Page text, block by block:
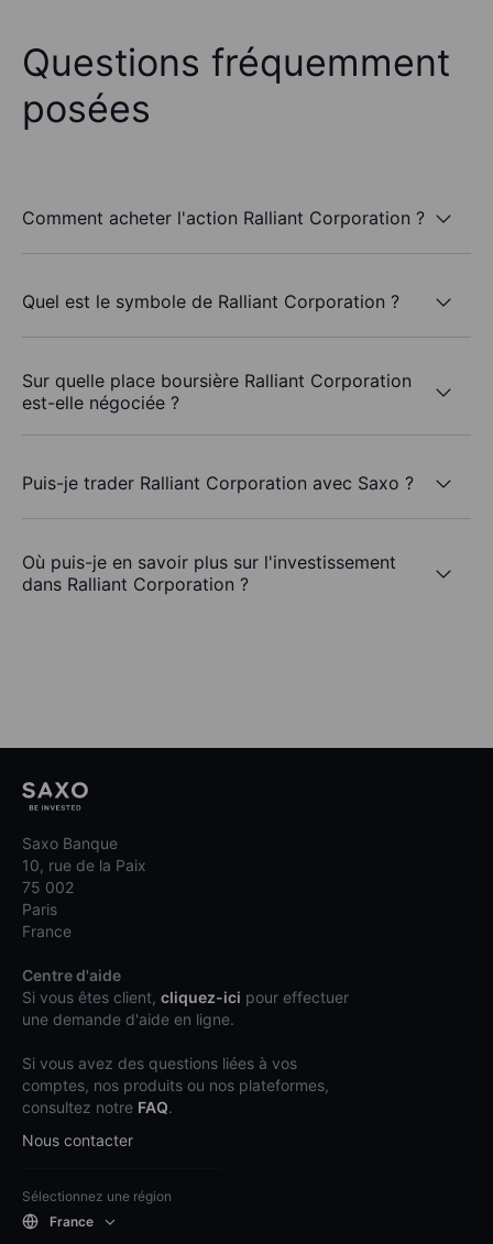
Questions fréquemment
posées
Comment acheter l'action Ralliant Corporation ?
Quel est le symbole de Ralliant Corporation ?
Sur quelle place boursière Ralliant Corporation
est-elle négociée ?
Puis-je trader Ralliant Corporation avec Saxo ?
Où puis-je en savoir plus sur l'investissement
dans Ralliant Corporation ?
Saxo Banque
10, rue de la Paix
75 002
Paris
France
Centre d'aide
Si vous êtes client, cliquez-ici pour effectuer
une demande d'aide en ligne.
Si vous avez des questions liées à vos
comptes, nos produits ou nos plateformes,
consultez notre FAQ.
Nous contacter
Sélectionnez une région
France